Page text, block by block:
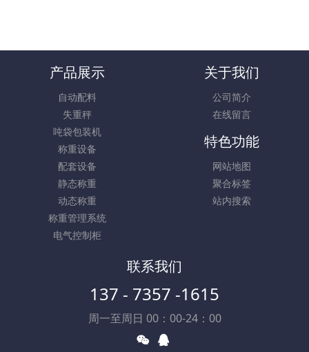
产品展示
自动配料
失重秤
吨袋包装机
称重设备
配套设备
静态称重
动态称重
称重管理系统
电气控制柜
关于我们
公司简介
在线留言
特色功能
网站地图
聚合标签
站内搜索
联系我们
137 - 7357 -1615
周一至周日 00：00-24：00